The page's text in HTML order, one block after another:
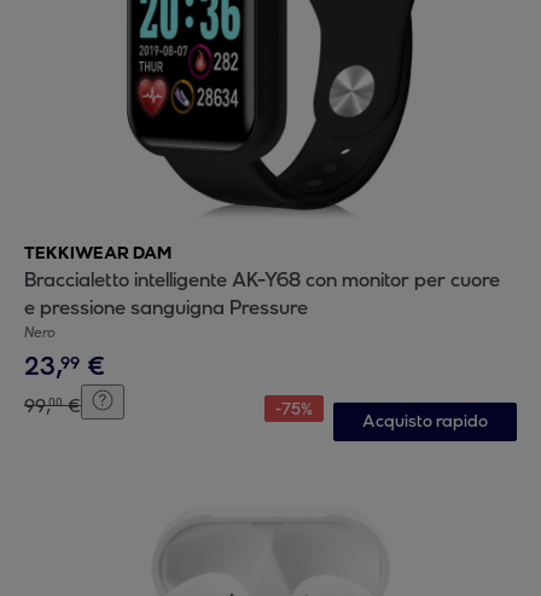
TEKKIWEAR DAM
Braccialetto intelligente AK-Y68 con monitor per cuore
e pressione sanguigna Pressure
Nero
23,99 €
99,00 € -75%
Acquisto rapido